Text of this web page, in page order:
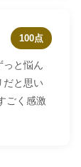
100点
っと悩ん
だと思い
ごく感激